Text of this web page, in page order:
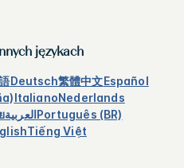
językach
Deutsch繁體中文Español
ItalianoNederlands
العربية Português (BR)
Tiếng Việt